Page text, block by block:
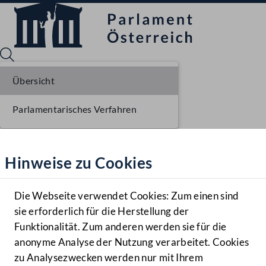
Hilfe
Benutzer
Navigationsmenü öffnen
MENÜ
Hinweise zu Cookies
Die Webseite verwendet Cookies: Zum einen sind
sie erforderlich für die Herstellung der
Funktionalität. Zum anderen werden sie für die
anonyme Analyse der Nutzung verarbeitet. Cookies
zu Analysezwecken werden nur mit Ihrem
Übersicht
Parlamentarisches Verfahren